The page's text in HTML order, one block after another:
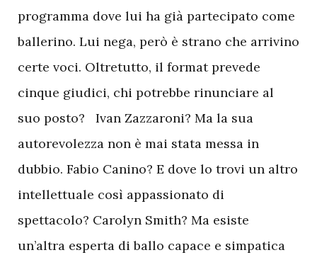
programma dove lui ha già partecipato come
ballerino. Lui nega, però è strano che arrivino
certe voci. Oltretutto, il format prevede
cinque giudici, chi potrebbe rinunciare al
suo posto? Ivan Zazzaroni? Ma la sua
autorevolezza non è mai stata messa in
dubbio. Fabio Canino? E dove lo trovi un altro
intellettuale così appassionato di
spettacolo? Carolyn Smith? Ma esiste
un’altra esperta di ballo capace e simpatica